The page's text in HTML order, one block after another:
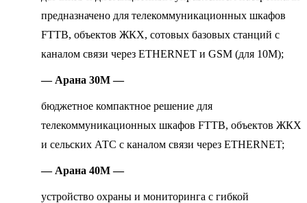
предназначено для телекоммуникационных шкафов
FTTB, объектов ЖКХ, сотовых базовых станций с
каналом связи через ETHERNET и GSM (для 10М);
— Арана 30М —
бюджетное компактное решение для
телекоммуникационных шкафов FTTB, объектов ЖКХ
и сельских АТС с каналом связи через ETHERNET;
— Арана 40М —
устройство охраны и мониторинга с гибкой